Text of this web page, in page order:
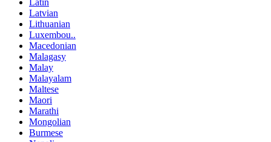
Latvian
Lithuanian
Luxembou..
Macedonian
Malagasy
Malay
Malayalam
Maltese
Maori
Marathi
Mongolian
Burmese